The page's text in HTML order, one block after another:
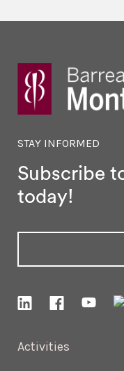
Activities
STAY INFORMED
Subscribe
today!